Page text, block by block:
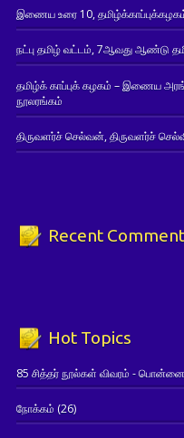
இணைய உரை 10, தமிழ்க்காப்புக்கழகம்,
நட்பு தமிழ் வட்டம், 7ஆவது ஆண்டு
தமிழ்க் காப்புக் கழகம் – இணைய
நூலரங்கம்
திருவளர்ச் செல்வன், திருவளர்ச்
Recent
Hot Topics
85 சித்தர் நூல்கள் விவரம் -
நோக்கம் (26)